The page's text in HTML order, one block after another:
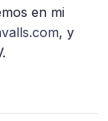
en mi
, y